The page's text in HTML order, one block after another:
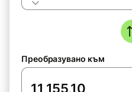
Преобразувано към